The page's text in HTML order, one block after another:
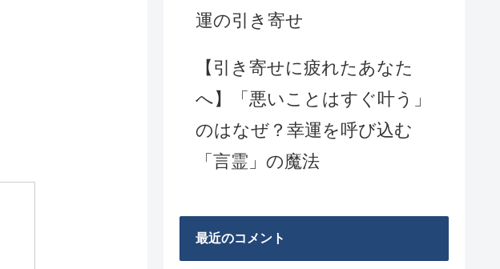
運の引き寄せ
【引き寄せに疲れたあなた
へ】「悪いことはすぐ叶う」
のはなぜ？幸運を呼び込む
「言霊」の魔法
最近のコメント